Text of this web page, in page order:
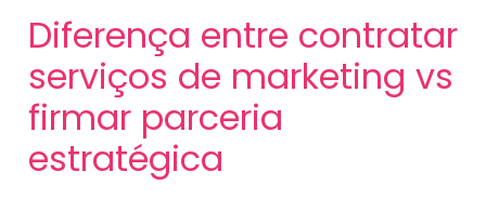
Diferença entre contratar
serviços de marketing vs
firmar parceria
estratégica